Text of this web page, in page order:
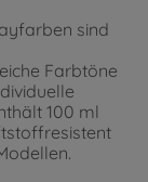
sind
Farbtöne
100 ml